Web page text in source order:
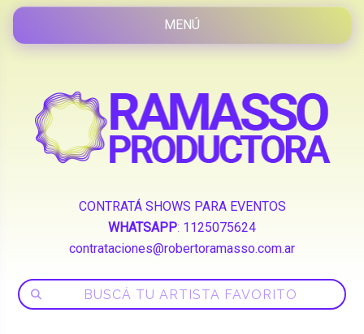
CONTRATÁ SHOWS PARA EVENTOS
WHATSAPP: 1125075624
contrataciones@robertoramasso.com.ar